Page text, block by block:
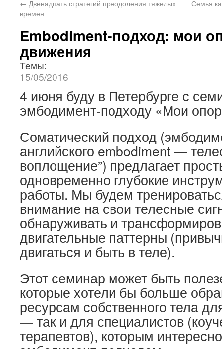
← Двенадцать стратегий преодоления тяжелых
времен
Семья
Embodiment-подход: мои
движения
Темы:
15/05/2016
4 июня буду в Петербурге с
эмбодимент-подходу «Мои
Соматический подход
английского embodiment —
воплощение”) предлагает
одновременно глубокие
работы. Мы будем
внимание на свои телесные
обнаруживать и
двигательные паттерны
двигаться и быть в теле).
Этот семинар может быть
которые хотели бы больше
ресурсам собственного тела
— так и для специалистов
терапевтов), которым